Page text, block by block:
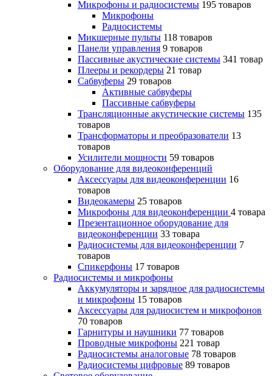
Микрофоны и радиосистемы 195 товаров
Микрофоны
Радиосистемы
Микшерные пульты 118 товаров
Панели управления 9 товаров
Пассивные акустические системы 341 товар
Плееры и рекордеры 21 товар
Сабвуферы 29 товаров
Активные сабвуферы
Пассивные сабвуферы
Трансляционные акустические системы 135
товаров
Трансформаторы и преобразователи 13
товаров
Усилители мощности 59 товаров
Оборудование для видеоконференций
Аксессуары для видеоконференции 16
товаров
Видеокамеры 25 товаров
Микрофоны для видеоконференции 4 товара
Презентационное оборудование для
видеоконференции 33 товара
Радиосистемы для видеоконференции 7
товаров
Спикерфоны 17 товаров
Радиосистемы и микрофоны
Аккумуляторы и зарядное для радиосистемы
и микрофоны 15 товаров
Аксессуары для радиосистем и микрофонов
70 товаров
Гарнитуры и наушники 77 товаров
Проводные микрофоны 221 товар
Радиосистемы аналоговые 78 товаров
Радиосистемы цифровые 89 товаров